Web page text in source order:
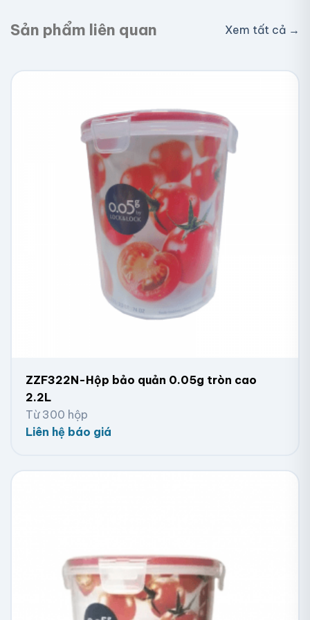
Sản phẩm liên quan Xem tất cả →
ZZF322N-Hộp bảo quản 0.05g tròn cao
2.2L
Từ 300 hộp
Liên hệ báo giá